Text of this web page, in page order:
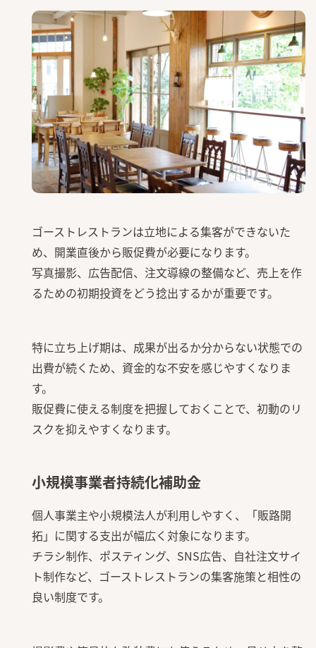
ゴーストレストランは立地による集客ができないた
め、開業直後から販促費が必要になります。
写真撮影、広告配信、注文導線の整備など、売上を作
るための初期投資をどう捻出するかが重要です。
特に立ち上げ期は、成果が出るか分からない状態での
出費が続くため、資金的な不安を感じやすくなりま
す。
販促費に使える制度を把握しておくことで、初動のリ
スクを抑えやすくなります。
小規模事業者持続化補助金
個人事業主や小規模法人が利用しやすく、「販路開
拓」に関する支出が幅広く対象になります。
チラシ制作、ポスティング、SNS広告、自社注文サイ
ト制作など、ゴーストレストランの集客施策と相性の
良い制度です。